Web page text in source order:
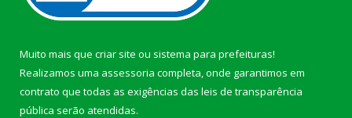
Muito mais que criar site ou sistema para prefeituras!
Realizamos uma assessoria completa, onde garantimos em
contrato que todas as exigências das leis de transparência
pública serão atendidas.